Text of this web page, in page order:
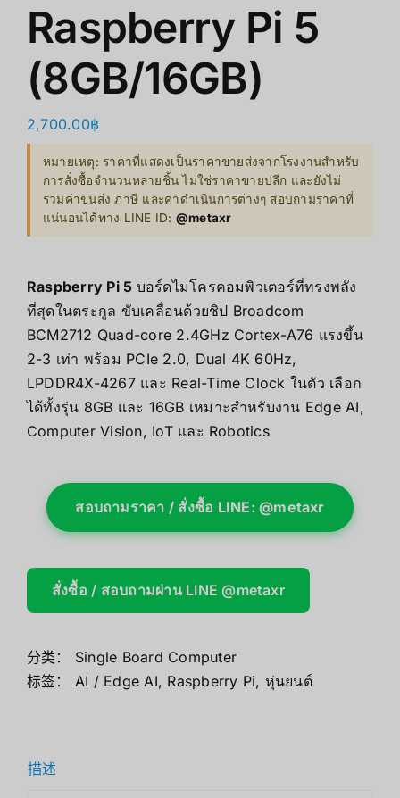
Raspberry Pi 5
(8GB/16GB)
2,700.00฿
หมายเหตุ: ราคาที่แสดงเป็นราคาขายส่งจากโรงงานสำหรับ
การสั่งซื้อจำนวนหลายชิ้น ไม่ใช่ราคาขายปลีก และยังไม่
รวมค่าขนส่ง ภาษี และค่าดำเนินการต่างๆ สอบถามราคาที่
แน่นอนได้ทาง LINE ID: @metaxr
Raspberry Pi 5 บอร์ดไมโครคอมพิวเตอร์ที่ทรงพลัง
ที่สุดในตระกูล ขับเคลื่อนด้วยชิป Broadcom
BCM2712 Quad-core 2.4GHz Cortex-A76 แรงขึ้น
2-3 เท่า พร้อม PCIe 2.0, Dual 4K 60Hz,
LPDDR4X-4267 และ Real-Time Clock ในตัว เลือก
ได้ทั้งรุ่น 8GB และ 16GB เหมาะสำหรับงาน Edge AI,
Computer Vision, IoT และ Robotics
สอบถามราคา / สั่งซื้อ LINE: @metaxr
สั่งซื้อ / สอบถามผ่าน LINE @metaxr
分类： Single Board Computer
标签： AI / Edge AI, Raspberry Pi, หุ่นยนต์
描述